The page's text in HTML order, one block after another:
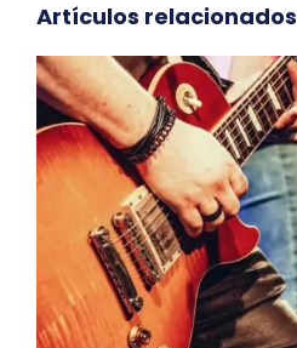
Artículos relacionados